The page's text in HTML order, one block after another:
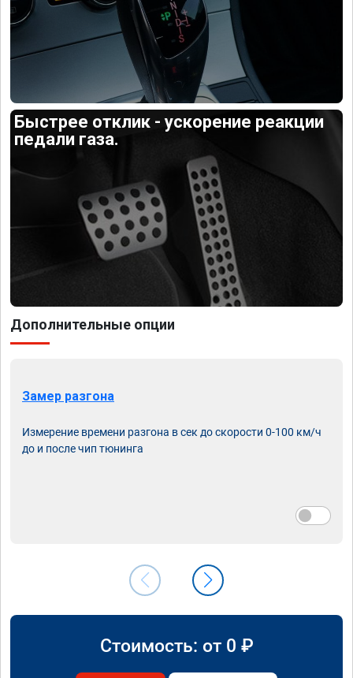
Быстрее отклик - ускорение реакции
педали газа.
Дополнительные опции
Замер разгона
Измерение времени разгона в сек до скорости 0-100 км/ч
до и после чип тюнинга
Стоимость: от 0 ₽